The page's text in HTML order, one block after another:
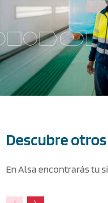
Descubre
En Alsa encontrarás tu